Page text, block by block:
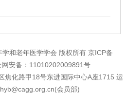
和老年医学学会 版权所有 京ICP备
网安备：11010202009891号
焦化路甲18号东进国际中心A座1715 运
hyb@cagg.org.cn(会员部)